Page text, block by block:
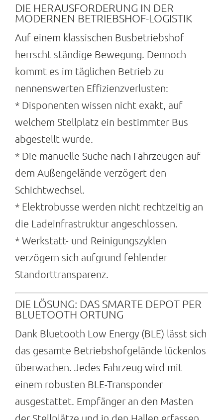
DIE HERAUSFORDERUNG IN DER
MODERNEN BETRIEBSHOF-LOGISTIK
Auf einem klassischen Busbetriebshof
herrscht ständige Bewegung. Dennoch
kommt es im täglichen Betrieb zu
nennenswerten Effizienzverlusten:
* Disponenten wissen nicht exakt, auf
welchem Stellplatz ein bestimmter Bus
abgestellt wurde.
* Die manuelle Suche nach Fahrzeugen auf
dem Außengelände verzögert den
Schichtwechsel.
* Elektrobusse werden nicht rechtzeitig an
die Ladeinfrastruktur angeschlossen.
* Werkstatt- und Reinigungszyklen
verzögern sich aufgrund fehlender
Standorttransparenz.
DIE LÖSUNG: DAS SMARTE DEPOT PER
BLUETOOTH ORTUNG
Dank Bluetooth Low Energy (BLE) lässt sich
das gesamte Betriebshofgelände lückenlos
überwachen. Jedes Fahrzeug wird mit
einem robusten BLE-Transponder
ausgestattet. Empfänger an den Masten